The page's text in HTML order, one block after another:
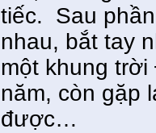
tiếc. Sau
nhau, bắt tay
một khung
năm, còn gặp
được…